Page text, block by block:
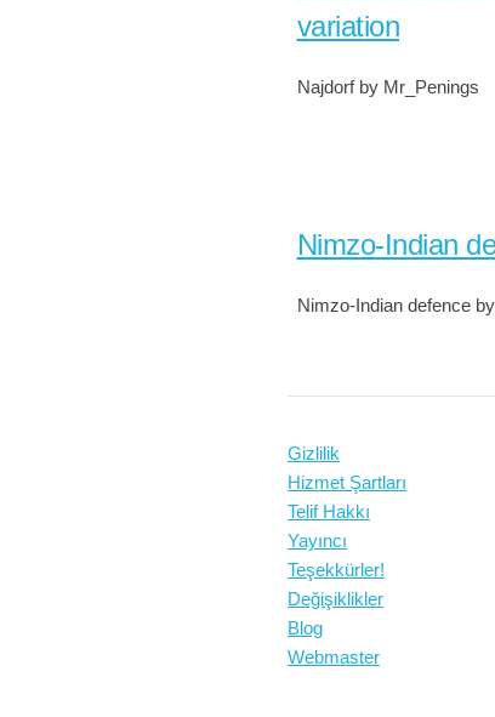
variation
Najdorf by Mr_Penings
Nimzo-Indian
Nimzo-Indian defence
Gizlilik
Hizmet Şartları
Telif Hakkı
Yayıncı
Teşekkürler!
Değişiklikler
Blog
Webmaster